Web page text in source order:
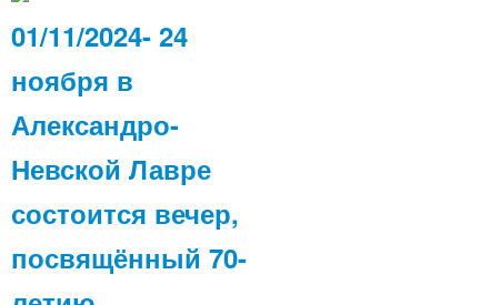
01/11/2024- 24
ноября в
Александро-
Невской Лавре
состоится вечер,
посвящённый 70-